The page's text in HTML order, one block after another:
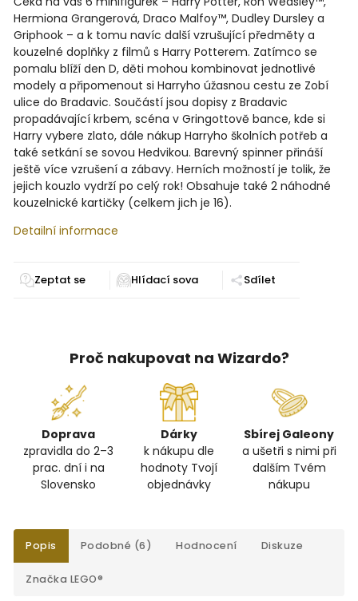
Hermiona Grangerová, Draco Malfoy™, Dudley Dursley a
Griphook – a k tomu navíc další vzrušující předměty a
kouzelné doplňky z filmů s Harry Potterem. Zatímco se
pomalu blíží den D, děti mohou kombinovat jednotlivé
modely a připomenout si Harryho úžasnou cestu ze Zobí
ulice do Bradavic. Součástí jsou dopisy z Bradavic
propadávající krbem, scéna v Gringottově bance, kde si
Harry vybere zlato, dále nákup Harryho školních potřeb a
také setkání se sovou Hedvikou. Barevný spinner přináší
ještě více vzrušení a zábavy. Herních možností je tolik, že
jejich kouzlo vydrží po celý rok! Obsahuje také 2 náhodné
kouzelnické kartičky (celkem jich je 16).
Detailní informace
Zeptat se Sdílet
Proč nakupovat na Wizardo?
Doprava
zpravidla do 2–3
prac. dní i na
Slovensko
Dárky
k nákupu dle
hodnoty Tvojí
objednávky
Sbírej Galeony
a ušetři s nimi při
dalším Tvém
nákupu
Popis Podobné (6) Hodnocení Diskuze
Značka LEGO®